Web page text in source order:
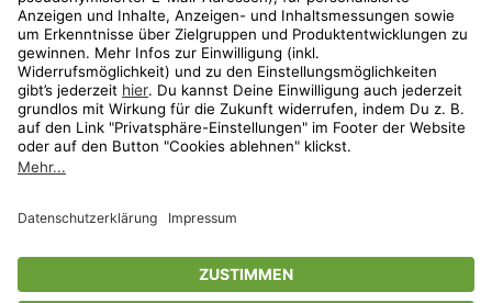
* Streichpreise entsprechen der unverbindlichen Preisempfehlung des